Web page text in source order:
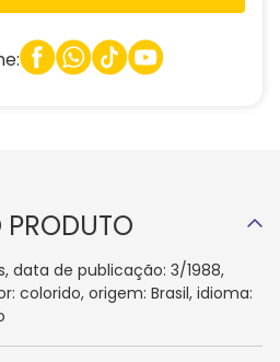
data de publicação: 3/1988,
colorido, origem: Brasil, idioma: